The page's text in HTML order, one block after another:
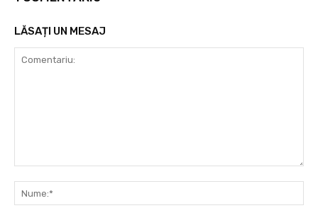
LĂSAȚI UN MESAJ